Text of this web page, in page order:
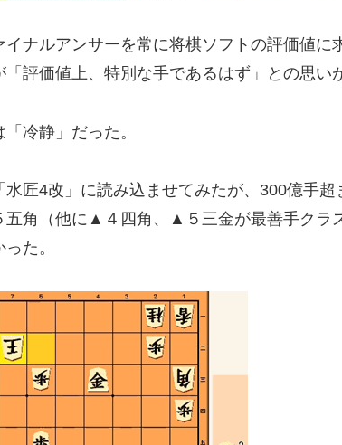
イナルアンサーを常に将棋ソフトの評価値に
評価値上、特別な手であるはず」との思い
冷静」だった。
水匠4改」に読み込ませてみたが、300億手
角（他に▲４四角、▲５三金が最善手クラ
た。